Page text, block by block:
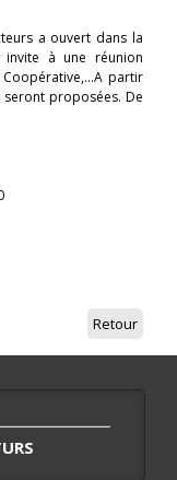
a ouvert dans la
invite à une réunion
partir
proposées. De
Retour